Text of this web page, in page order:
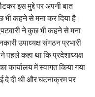
इस मुद्दे पर अपनी बात
भी कहने से मना कर दिया है।
ने कुछ भी कहने से मना
उपाध्यक्ष संगठन प्रभारी
ने पहले कहा था कि प्रदेशाध्यक्ष
कार्यालय में स्वागत किया गया
दे दी थी और घटनाक्रम पर